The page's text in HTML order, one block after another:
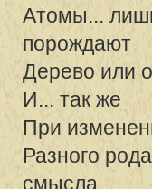
Атомы...
порождают
Дерево или
И... так же
При
Разного
смысла